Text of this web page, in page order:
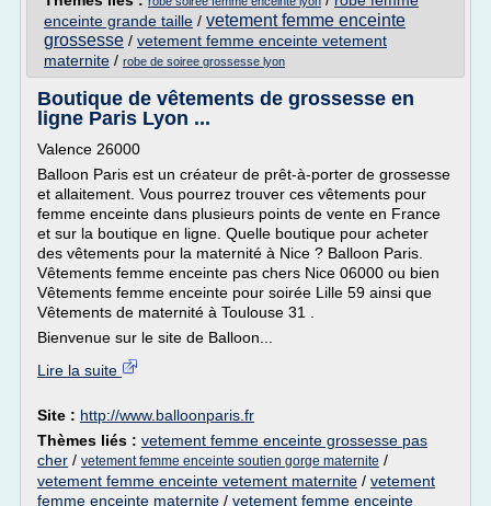
enceinte grande taille / vetement femme enceinte
grossesse / vetement femme enceinte vetement
maternite / robe de soiree grossesse lyon
Boutique de vêtements de grossesse en
ligne Paris Lyon ...
Valence 26000
Balloon Paris est un créateur de prêt-à-porter de grossesse
et allaitement. Vous pourrez trouver ces vêtements pour
femme enceinte dans plusieurs points de vente en France
et sur la boutique en ligne. Quelle boutique pour acheter
des vêtements pour la maternité à Nice ? Balloon Paris.
Vêtements femme enceinte pas chers Nice 06000 ou bien
Vêtements femme enceinte pour soirée Lille 59 ainsi que
Vêtements de maternité à Toulouse 31 .
Bienvenue sur le site de Balloon...
Lire la suite
Site : http://www.balloonparis.fr
Thèmes liés : vetement femme enceinte grossesse pas
cher / vetement femme enceinte soutien gorge maternite /
vetement femme enceinte vetement maternite / vetement
femme enceinte maternite / vetement femme enceinte